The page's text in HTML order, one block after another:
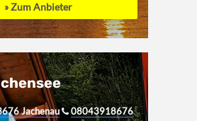
» Zum Anbieter
Jachenau 08043918676